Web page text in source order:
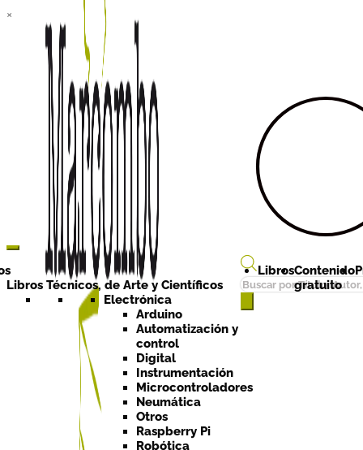
×
Búsqueda
de
Libros Técnicos, de Arte y Científicos
Electrónica
Arduino
Automatización y
control
Digital
Instrumentación
Microcontroladores
Neumática
Otros
Raspberry Pi
Robótica
LibrosContenido
gratuito